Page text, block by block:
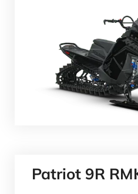
Patriot 9R